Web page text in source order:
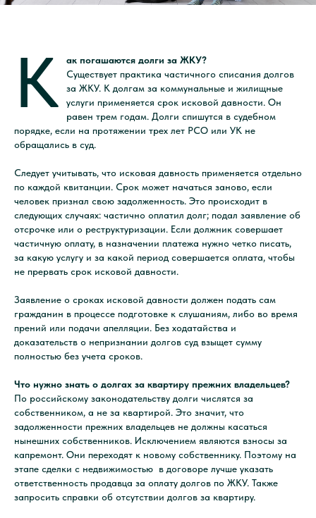
К
ак погашаются долги за ЖКУ?
Существует практика частичного списания долгов
за ЖКУ. К долгам за коммунальные и жилищные
услуги применяется срок исковой давности. Он
равен трем годам. Долги спишутся в судебном
порядке, если на протяжении трех лет РСО или УК не
обращались в суд.
Следует учитывать, что исковая давность применяется отдельно
по каждой квитанции. Срок может начаться заново, если
человек признал свою задолженность. Это происходит в
следующих случаях: частично оплатил долг; подал заявление об
отсрочке или о реструктуризации. Если должник совершает
частичную оплату, в назначении платежа нужно четко писать,
за какую услугу и за какой период совершается оплата, чтобы
не прервать срок исковой давности.
Заявление о сроках исковой давности должен подать сам
гражданин в процессе подготовке к слушаниям, либо во время
прений или подачи апелляции. Без ходатайства и
доказательств о непризнании долгов суд взыщет сумму
полностью без учета сроков.
Что нужно знать о долгах за квартиру прежних владельцев?
По российскому законодательству долги числятся за
собственником, а не за квартирой. Это значит, что
задолженности прежних владельцев не должны касаться
нынешних собственников. Исключением являются взносы за
капремонт. Они переходят к новому собственнику. Поэтому на
этапе сделки с недвижимостью в договоре лучше указать
ответственность продавца за оплату долгов по ЖКУ. Также
запросить справки об отсутствии долгов за квартиру.